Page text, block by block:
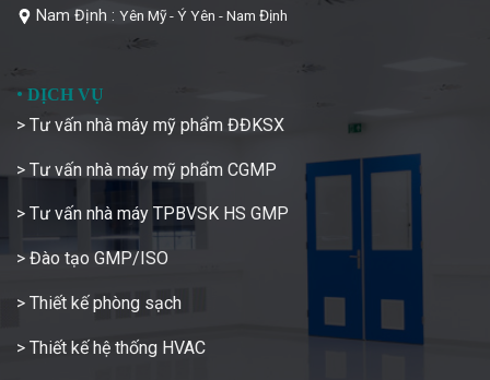
Nam Định : Yên Mỹ - Ý Yên - Nam Định
• DỊCH VỤ
> Tư vấn nhà máy mỹ phẩm ĐĐKSX
> Tư vấn nhà máy mỹ phẩm CGMP
> Tư vấn nhà máy TPBVSK HS GMP
> Đào tạo GMP/ISO
> Thiết kế phòng sạch
> Thiết kế hệ thống HVAC